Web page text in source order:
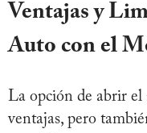
Ventajas y
Auto con el
La opción de abrir
ventajas, pero